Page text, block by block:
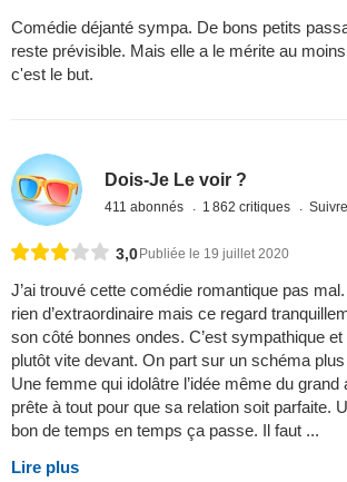
Comédie déjanté sympa. De bons petits
reste prévisible. Mais elle a le mérite au
c'est le but.
Dois-Je Le voir ?
411 abonnés 1 862 critiques
3,0Publiée le 19 juillet 2020
J’ai trouvé cette comédie romantique pas
rien d’extraordinaire mais ce regard
son côté bonnes ondes. C’est sympathique
plutôt vite devant. On part sur un schéma
Une femme qui idolâtre l’idée même du grand
prête à tout pour que sa relation soit parfaite.
bon de temps en temps ça passe. Il faut ...
Lire plus